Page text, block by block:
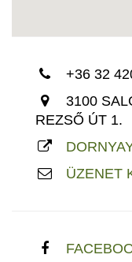
+36 32
3100
REZSŐ ÚT 1.
ÜZENET